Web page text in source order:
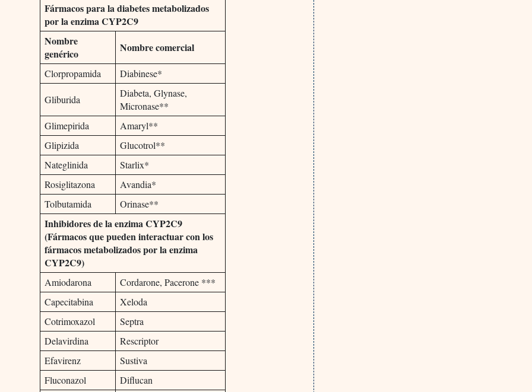
Fármacos para la diabetes metabolizados
por la enzima CYP2C9
Nombre
genérico
Nombre comercial
Clorpropamida Diabinese*
Gliburida
Diabeta, Glynase,
Micronase**
Glimepirida
Amaryl**
Glipizida
Glucotrol**
Nateglinida
Starlix*
Rosiglitazona
Avandia*
Tolbutamida
Orinase**
Inhibidores de la enzima CYP2C9
(Fármacos que pueden interactuar con los
fármacos metabolizados por la enzima
CYP2C9)
Amiodarona
Cordarone, Pacerone ***
Capecitabina
Xeloda
Cotrimoxazol
Septra
Delavirdina
Rescriptor
Efavirenz
Sustiva
Fluconazol
Diflucan